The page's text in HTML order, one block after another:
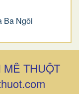
Ba Ngôi
THUỘT